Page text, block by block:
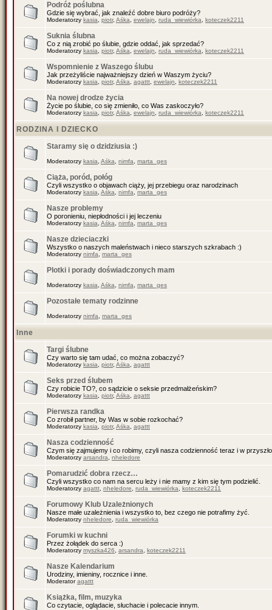
Podróż poślubna
Gdzie się wybrać, jak znaleźć dobre biuro podróży?
Moderatorzy kasia piotr, Aśka ewelajn ruda_wiewiórka koteczek2211
Suknia ślubna
Co z nią zrobić po ślubie, gdzie oddać, jak sprzedać?
Moderatorzy kasia piotr, Aśka ewelajn ruda_wiewiórka koteczek2211
Wspomnienie z Waszego ślubu
Jak przeżyliście najważniejszy dzień w Waszym życiu?
Moderatorzy kasia piotr, Aśka agattt ewelajn koteczek2211
Na nowej drodze życia
Życie po ślubie, co się zmieniło, co Was zaskoczyło?
Moderatorzy kasia piotr, Aśka ewelajn ruda_wiewiórka koteczek2211
RODZINA I DZIECKO
Staramy się o dzidziusia :)
Moderatorzy kasia Aśka nimfa marta_ges
Ciąża, poród, połóg
Czyli wszystko o objawach ciąży, jej przebiegu oraz narodzinach
Moderatorzy kasia Aśka nimfa marta_ges
Nasze problemy
O poronieniu, niepłodności i jej leczeniu
Moderatorzy kasia Aśka nimfa marta_ges
Nasze dzieciaczki
Wszystko o naszych maleństwach i nieco starszych szkrabach :)
Moderatorzy nimfa marta_ges
Plotki i porady doświadczonych mam
Moderatorzy kasia Aśka nimfa marta_ges
Pozostałe tematy rodzinne
Moderatorzy nimfa marta_ges
Inne
Targi ślubne
Czy warto się tam udać, co można zobaczyć?
Moderatorzy kasia piotr, Aśka agattt
Seks przed ślubem
Czy robicie TO?, co sądzicie o seksie przedmałżeńskim?
Moderatorzy kasia piotr, Aśka agattt
Pierwsza randka
Co zrobił partner, by Was w sobie rozkochać?
Moderatorzy kasia piotr, Aśka agattt
Nasza codzienność
Czym się zajmujemy i co robimy, czyli nasza codzienność teraz i w
Moderatorzy arsandra nheledore
Pomarudzić dobra rzecz…
Czyli wszystko co nam na sercu leży i nie mamy z kim się tym podzielić.
Moderatorzy agattt nheledore ruda_wiewiórka koteczek2211
Forumowy Klub Uzależnionych
Nasze małe uzależnienia i wszystko to, bez czego nie potrafimy żyć.
Moderatorzy nheledore ruda_wiewiórka
Forumki w kuchni
Przez żołądek do serca :)
Moderatorzy myszka426 arsandra koteczek2211
Nasze Kalendarium
Urodziny, imieniny, rocznice i inne.
Moderatoragattt
Książka, film, muzyka
Co czytacie, oglądacie, słuchacie i polecacie innym.